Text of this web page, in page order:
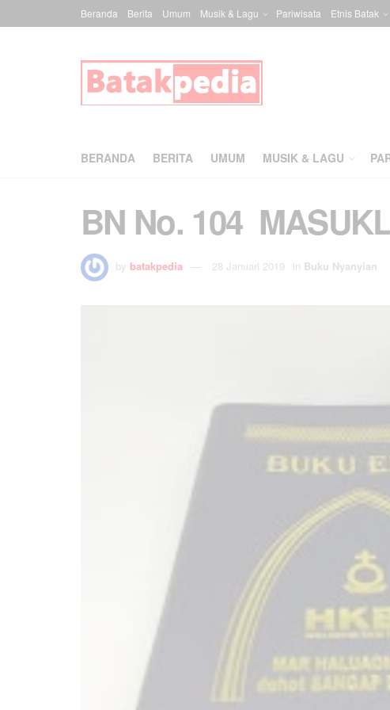
Beranda Berita Umum Musik & Lagu Pariwisata Etnis Batak
BERANDA BERITA UMUM MUSIK & LAGU
BN No. 104
by batakpedia 28 Januari 2019 in Buku Nyanyian